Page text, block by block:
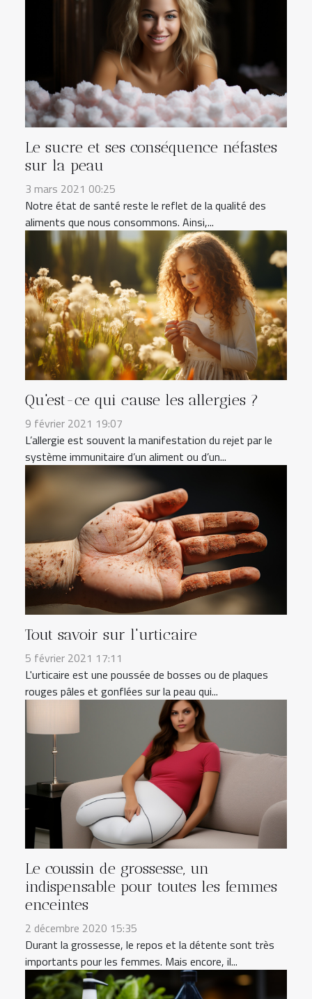
Le sucre et ses conséquence néfastes
sur la peau
3 mars 2021 00:25
Notre état de santé reste le reflet de la qualité des
aliments que nous consommons. Ainsi,...
Qu'est-ce qui cause les allergies ?
9 février 2021 19:07
L’allergie est souvent la manifestation du rejet par le
système immunitaire d’un aliment ou d’un...
Tout savoir sur l'urticaire
5 février 2021 17:11
L'urticaire est une poussée de bosses ou de plaques
rouges pâles et gonflées sur la peau qui...
Le coussin de grossesse, un
indispensable pour toutes les femmes
enceintes
2 décembre 2020 15:35
Durant la grossesse, le repos et la détente sont très
importants pour les femmes. Mais encore, il...